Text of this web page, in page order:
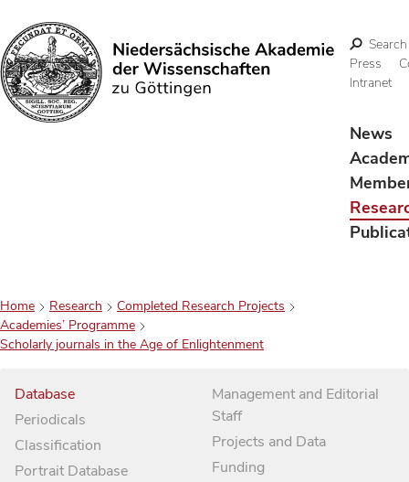
Search
Search
Press
Intranet
News
Home Research
Completed Research Projects
Academies’ Programme
Scholarly journals in the Age of Enlightenment
Database
Periodicals
Classification
Portrait Database
Management and Editorial
Staff
Projects and Data
Funding